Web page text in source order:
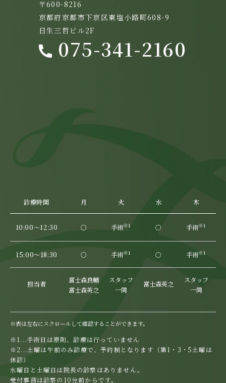
〒600-8216
京都府京都市下京区東塩小路町608-9
日生三哲ビル2F
075-341-2160
診療時間 月 火 水 木
10:00～12:30 ○ 手術※1 ○ 手術※1
15:00～18:30 ○ 手術※1 ○ 手術※1
担当者
富士森良輔
富士森英之
スタッフ
一同
富士森英之
スタッフ
一同
※表は左右にスクロールして確認することができます。
※1...手術日は原則、診療は行っていません
※2...土曜は午前のみ診療で、予約制となります（第1・3・5土曜は
休診）
水曜日と土曜日は院長の診察はありません。
受付事務は診察の10分前からです。